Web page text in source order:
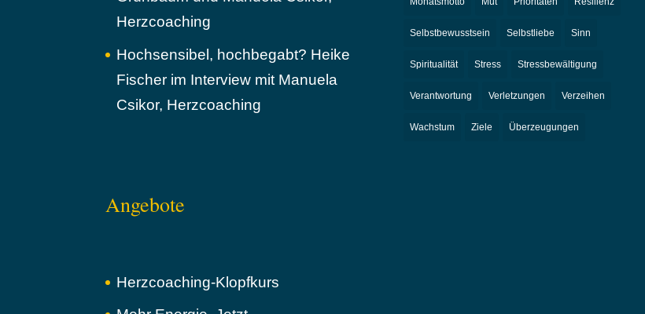
Herzcoaching
Hochsensibel, hochbegabt? Heike
Fischer im Interview mit Manuela
Csikor, Herzcoaching
Angebote
Herzcoaching-Klopfkurs
Selbstbewusstsein Selbstliebe Sinn
Spiritualität Stress Stressbewältigung
Verantwortung Verletzungen Verzeihen
Wachstum Ziele Überzeugungen